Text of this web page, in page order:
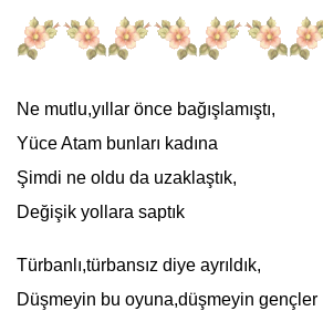
Ne mutlu,yıllar önce bağışlamıştı,
Yüce Atam bunları kadına
Şimdi ne oldu da uzaklaştık,
Değişik yollara saptık
Türbanlı,türbansız diye ayrıldık,
Düşmeyin bu oyuna,düşmeyin gençler